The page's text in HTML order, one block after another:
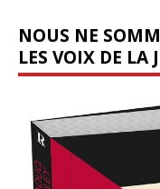
NOUS NE
LES VOIX DE LA